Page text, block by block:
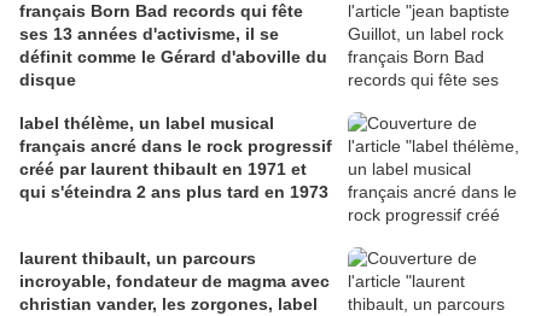
français Born Bad records qui fête
ses 13 années d'activisme, il se
définit comme le Gérard d'aboville du
disque
label thélème, un label musical
français ancré dans le rock progressif
créé par laurent thibault en 1971 et
qui s'éteindra 2 ans plus tard en 1973
laurent thibault, un parcours
incroyable, fondateur de magma avec
christian vander, les zorgones, label